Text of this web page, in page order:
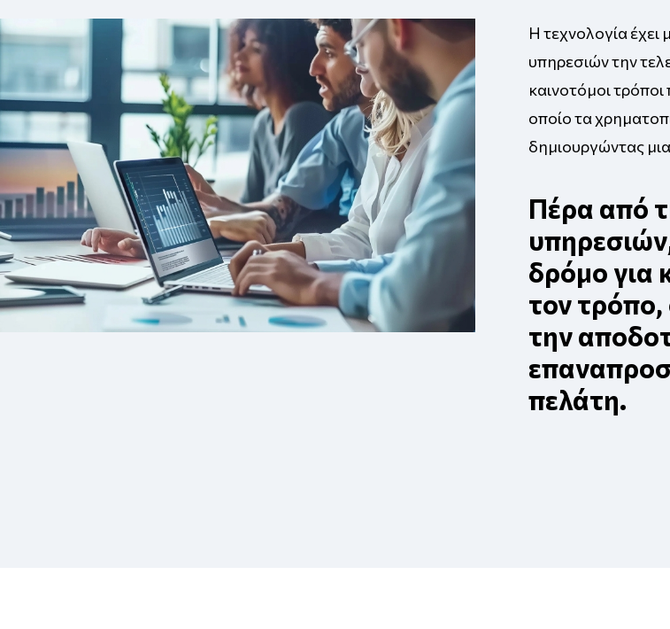
Η τεχνολογία
υπηρεσιών την
καινοτόμοι
οποίο τα
δημιουργώντας
Πέρα από
δρόμο για
τον τρόπο,
την
πελάτη.